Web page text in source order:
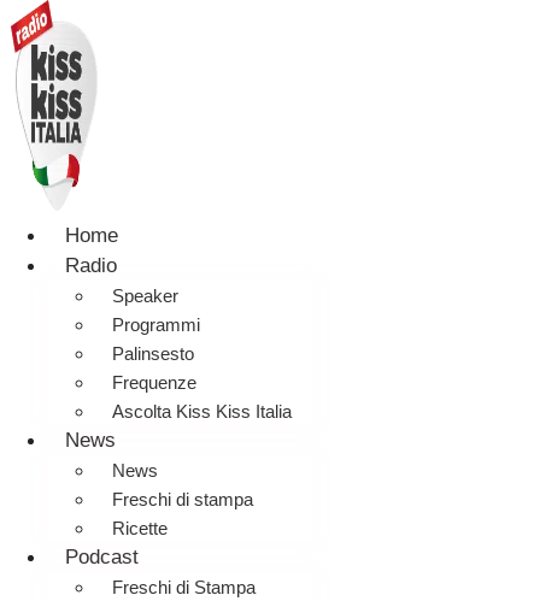
Home
Radio
Speaker
Programmi
Palinsesto
Frequenze
Ascolta Kiss Kiss Italia
News
News
Freschi di stampa
Ricette
Podcast
Freschi di Stampa